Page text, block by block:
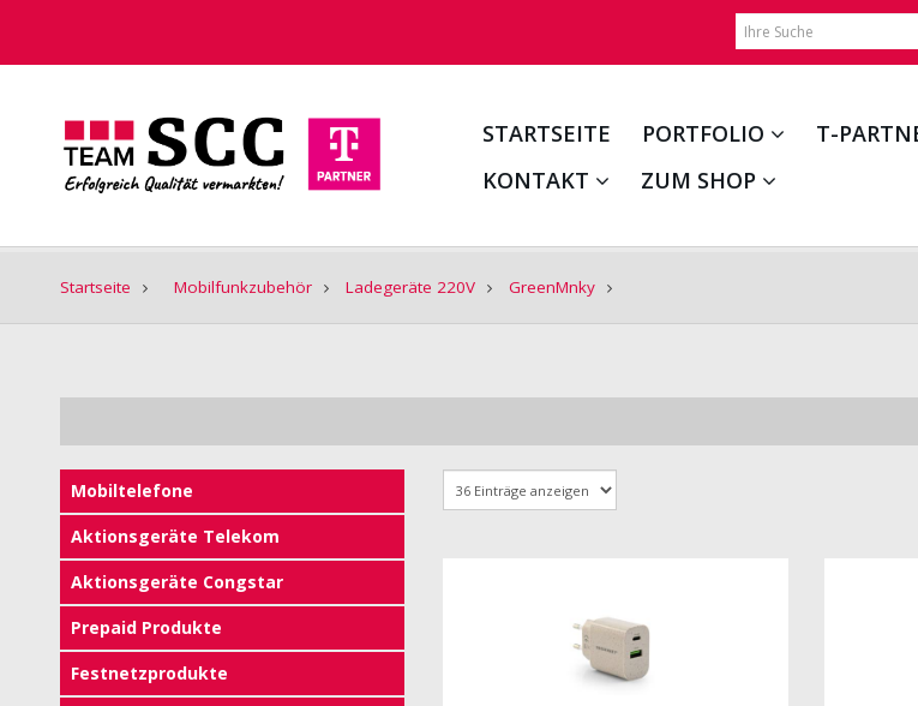
STARTSEITE PORTFOLIO T-
KONTAKT
ZUM SHOP
Startseite Mobilfunkzubehör Ladegeräte 220V GreenMnky
Mobiltelefone
Aktionsgeräte Telekom
Aktionsgeräte Congstar
Prepaid Produkte
Festnetzprodukte